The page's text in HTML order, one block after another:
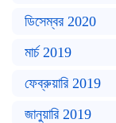
ডিসেম্বর 2020
মার্চ 2019
ফেব্রুয়ারি 2019
জানুয়ারি 2019